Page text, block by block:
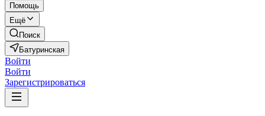
Помощь
Ещё
Поиск
Батуринская
Войти
Войти
Зарегистрироваться